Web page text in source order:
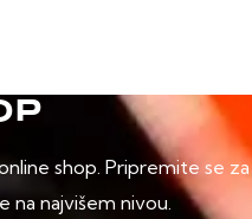
shop. Pripremite se za
na najvišem nivou.